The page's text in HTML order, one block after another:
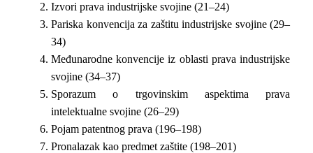
Izvori prava industrijske svojine (21–24)
Pariska konvencija za zaštitu industrijske svojine (29–
34)
Međunarodne konvencije iz oblasti prava industrijske
svojine (34–37)
Sporazum o trgovinskim aspektima prava
intelektualne svojine (26–29)
Pojam patentnog prava (196–198)
Pronalazak kao predmet zaštite (198–201)